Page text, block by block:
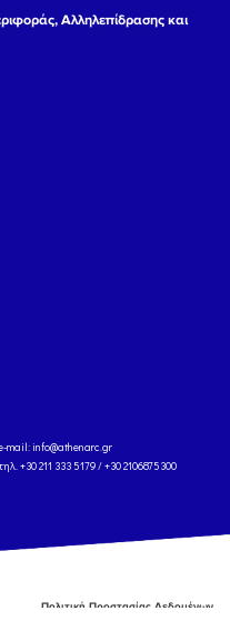
Αλληλεπίδρασης και
mail: info@athenarc.gr
+30 211 333 5179 / +30 2106875300
Πολιτική Προστασίας Δεδομένων